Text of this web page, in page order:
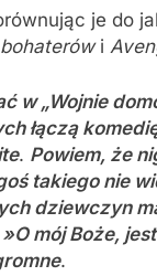
je do
i
w „Wojnie
łączą
. Powiem, że
takiego nie
dziewczyn
mój Boże,
.